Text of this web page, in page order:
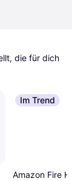
die für dich
Im Trend
Amazon Fire